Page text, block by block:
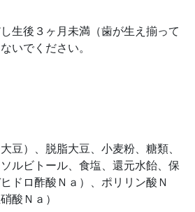
生後３ヶ月未満（歯が生え揃って
いでください。
豆）、脱脂大豆、小麦粉、糖類、
ルビトール、食塩、還元水飴、保
ドロ酢酸Ｎａ）、ポリリン酸Ｎ
酸Ｎａ）